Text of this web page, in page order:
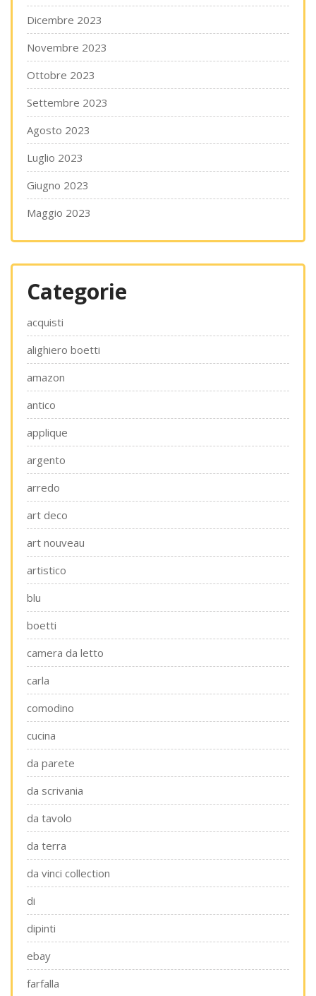
Dicembre 2023
Novembre 2023
Ottobre 2023
Settembre 2023
Agosto 2023
Luglio 2023
Giugno 2023
Maggio 2023
Categorie
acquisti
alighiero boetti
amazon
antico
applique
argento
arredo
art deco
art nouveau
artistico
blu
boetti
camera da letto
carla
comodino
cucina
da parete
da scrivania
da tavolo
da terra
da vinci collection
di
dipinti
ebay
farfalla